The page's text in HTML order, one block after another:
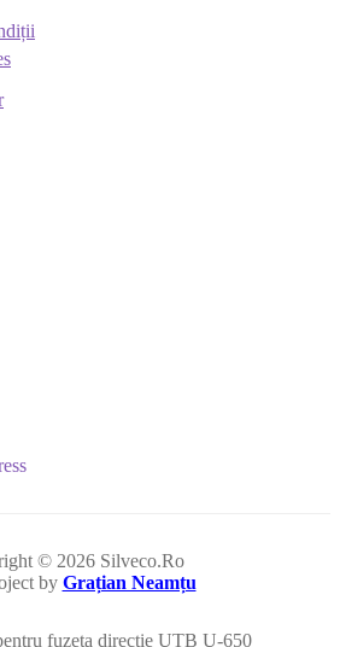
© 2026 Silveco.Ro
by Grațian Neamțu